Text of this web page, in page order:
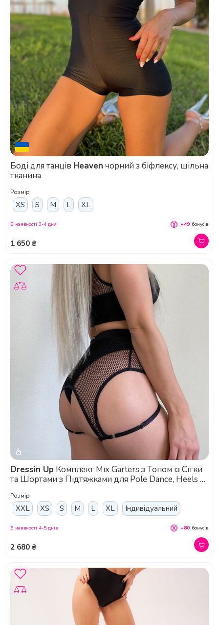
Боді для танців Heaven чорний з біфлексу, щільна
тканина
Розмір
XS S M L XL
1 650 ₴
В наявності 3-4 дня +49 бонусів
Dressin Up
та Шортами з Підтяжками для Pole Dance, Heels та
Розмір
XXL XS S M L XL Індивідуальний
2 680 ₴
В наявності 4-5 днів +80 бонусів